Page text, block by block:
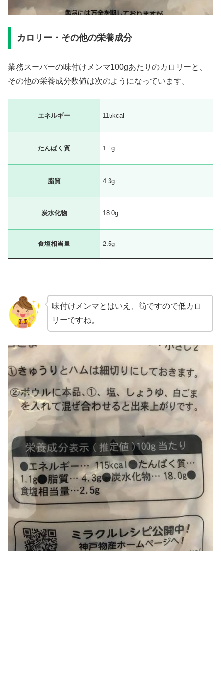
カロリー・その他の栄養成分
業務スーパーの味付けメンマ100gあたりのカロリーと、
その他の栄養成分数値は次のようになっています。
エネルギー 115kcal
たんぱく質 1.1g
脂質 4.3g
炭水化物 18.0g
食塩相当量 2.5g
味付けメンマとはいえ、筍ですので低カロ
リーですね。